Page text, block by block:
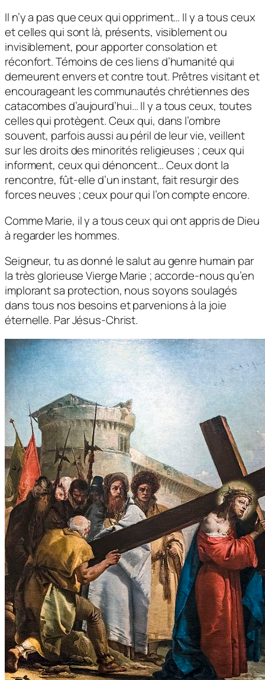
Il n’y a pas que ceux qui oppriment… Il y a tous ceux
et celles qui sont là, présents, visiblement ou
invisiblement, pour apporter consolation et
réconfort. Témoins de ces liens d’humanité qui
demeurent envers et contre tout. Prêtres visitant et
encourageant les communautés chrétiennes des
catacombes d’aujourd’hui… Il y a tous ceux, toutes
celles qui protègent. Ceux qui, dans l’ombre
souvent, parfois aussi au péril de leur vie, veillent
sur les droits des minorités religieuses ; ceux qui
informent, ceux qui dénoncent… Ceux dont la
rencontre, fût-elle d’un instant, fait resurgir des
forces neuves ; ceux pour qui l’on compte encore.
Comme Marie, il y a tous ceux qui ont appris de Dieu
à regarder les hommes.
Seigneur, tu as donné le salut au genre humain par
la très glorieuse Vierge Marie ; accorde-nous qu’en
implorant sa protection, nous soyons soulagés
dans tous nos besoins et parvenions à la joie
éternelle. Par Jésus-Christ.